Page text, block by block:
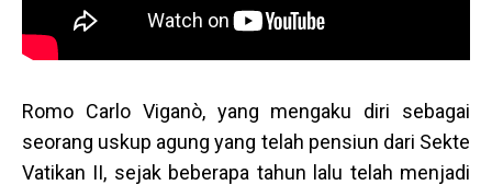
Romo Carlo Viganò, yang mengaku diri sebagai
seorang uskup agung yang telah pensiun dari Sekte
Vatikan II, sejak beberapa tahun lalu telah menjadi